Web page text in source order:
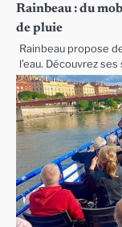
Rainbeau : du
de pluie
Rainbeau propose
l’eau. Découvrez